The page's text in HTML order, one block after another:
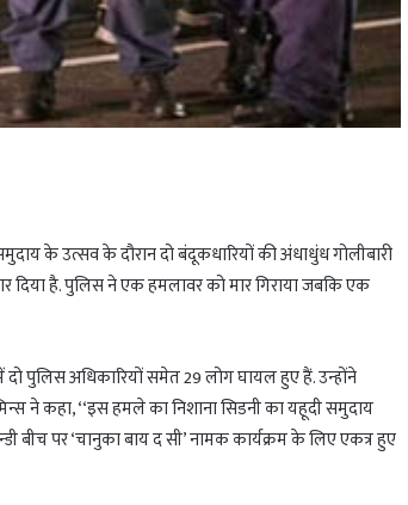
के उत्सव के दौरान दो बंदूकधारियों की अंधाधुंध गोलीबारी
दिया है. पुलिस ने एक हमलावर को मार गिराया जबकि एक
पुलिस अधिकारियों समेत 29 लोग घायल हुए हैं. उन्होंने
ने कहा, ‘‘इस हमले का निशाना सिडनी का यहूदी समुदाय
बीच पर ‘चानुका बाय द सी’ नामक कार्यक्रम के लिए एकत्र हुए